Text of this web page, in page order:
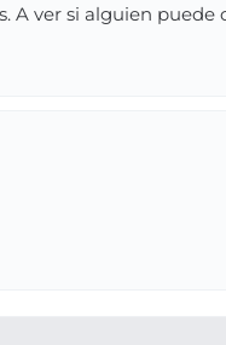
ver si alguien puede